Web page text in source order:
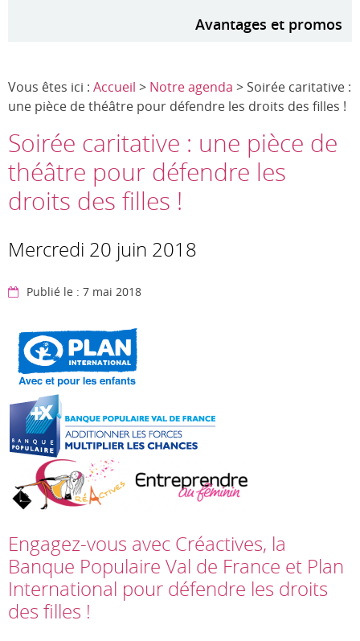
Avantages et promos
Vous êtes ici : Accueil > Notre agenda > Soirée caritative :
une pièce de théâtre pour défendre les droits des filles !
Soirée caritative : une pièce de
théâtre pour défendre les
droits des filles !
Mercredi 20 juin 2018
Publié le : 7 mai 2018
Engagez-vous avec Créactives, la
Banque Populaire Val de France et Plan
International pour défendre les droits
des filles !